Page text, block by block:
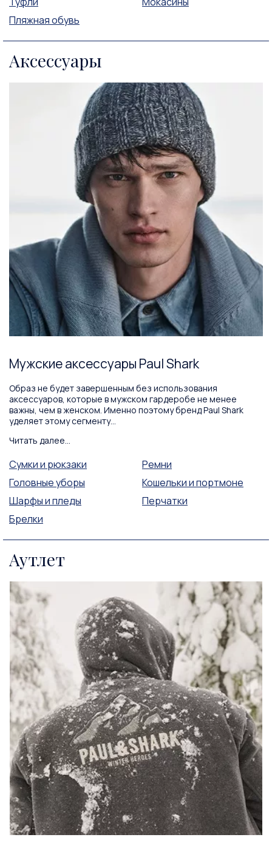
Пляжная обувь
Аксессуары
Мужские аксессуары Paul Shark
Образ не будет завершенным без использования
аксессуаров, которые в мужском гардеробе не менее
важны, чем в женском. Именно поэтому бренд Paul Shark
уделяет этому сегменту...
Читать далее...
Сумки и рюкзаки
Ремни
Головные уборы
Кошельки и портмоне
Шарфы и пледы
Перчатки
Брелки
Аутлет